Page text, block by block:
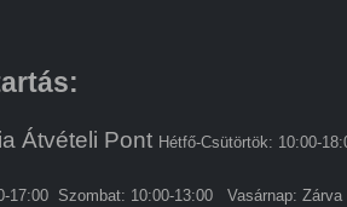
Átvételi Pont Hétfő-Csütörtök: 10:00-
17:00 Szombat: 10:00-13:00 Vasárnap: Zárva